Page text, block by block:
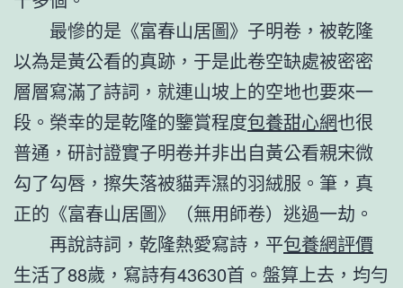
最慘的是《富春山居圖》子明卷，被乾隆
以為是黃公看的真跡，于是此卷空缺處被密密
層層寫滿了詩詞，就連山坡上的空地也要來一
段。榮幸的是乾隆的鑒賞程度包養甜心網也很
普通，研討證實子明卷并非出自黃公看親宋微
勾了勾唇，擦失落被貓弄濕的羽絨服。筆，真
正的《富春山居圖》（無用師卷）逃過一劫。
再說詩詞，乾隆熱愛寫詩，平包養網評價
生活了88歲，寫詩有43630首。盤算上去，均勻